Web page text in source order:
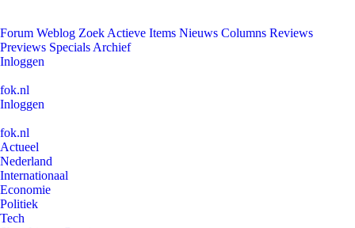
Forum Weblog Zoek Actieve Items Nieuws Columns Reviews
Previews Specials Archief
Inloggen
fok.nl
Inloggen
fok.nl
Actueel
Nederland
Internationaal
Economie
Politiek
Tech